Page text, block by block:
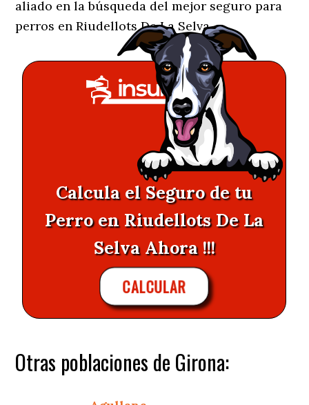
aliado en la búsqueda del mejor seguro para
perros en Riudellots De La Selva.
Calcula el Seguro de tu
Perro en Riudellots De La
Selva Ahora !!!
CALCULAR
Otras poblaciones de Girona: